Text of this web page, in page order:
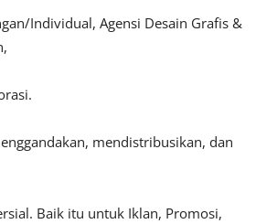
Individual, Agensi Desain Grafis &
mendistribusikan, dan
Baik itu untuk Iklan, Promosi,